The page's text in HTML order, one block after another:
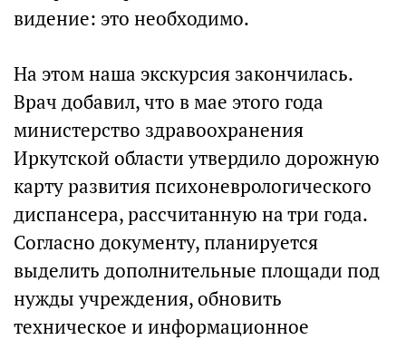
видение: это необходимо.
На этом наша экскурсия закончилась.
Врач добавил, что в мае этого года
министерство здравоохранения
Иркутской области утвердило дорожную
карту развития психоневрологического
диспансера, рассчитанную на три года.
Согласно документу, планируется
выделить дополнительные площади под
нужды учреждения, обновить
техническое и информационное